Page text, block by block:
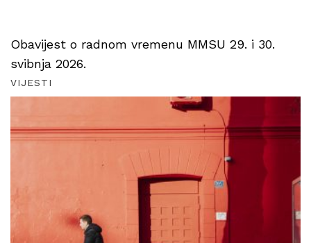
Obavijest o radnom vremenu MMSU 29. i 30.
svibnja 2026.
VIJESTI